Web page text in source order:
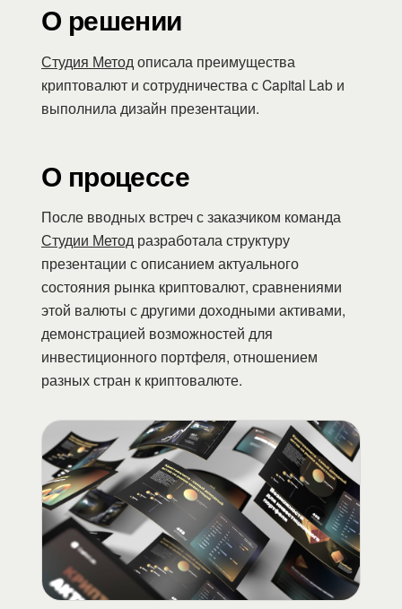
О решении
Студия Метод описала преимущества
криптовалют и сотрудничества с Capital Lab и
выполнила дизайн презентации.
О процессе
После вводных встреч с заказчиком команда
Студии Метод разработала структуру
презентации с описанием актуального
состояния рынка криптовалют, сравнениями
этой валюты с другими доходными активами,
демонстрацией возможностей для
инвестиционного портфеля, отношением
разных стран к криптовалюте.